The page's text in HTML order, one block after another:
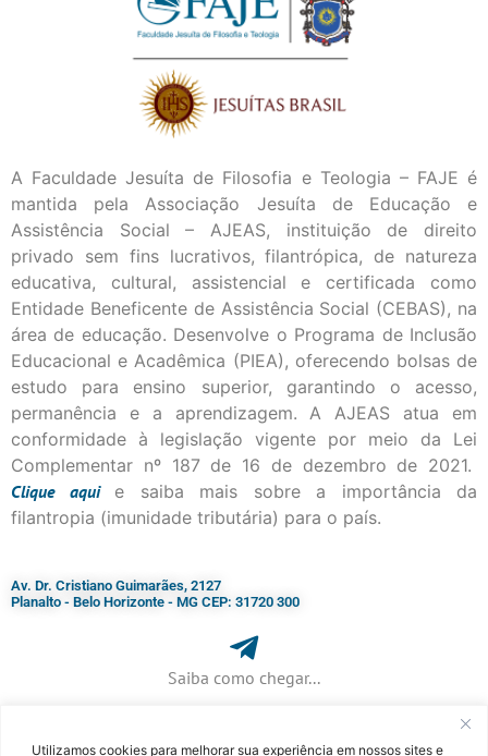
Utilizamos cookies para melhorar sua experiência em nossos sites e
A Faculdade Jesuíta de Filosofia e Teologia – FAJE é
mantida pela Associação Jesuíta de Educação e
Assistência Social – AJEAS, instituição de direito
privado sem fins lucrativos, filantrópica, de natureza
educativa, cultural, assistencial e certificada como
Entidade Beneficente de Assistência Social (CEBAS), na
área de educação. Desenvolve o Programa de Inclusão
Educacional e Acadêmica (PIEA), oferecendo bolsas de
estudo para ensino superior, garantindo o acesso,
permanência e a aprendizagem. A AJEAS atua em
conformidade à legislação vigente por meio da Lei
Complementar nº 187 de 16 de dezembro de 2021.
Cliqueaqui
e saiba mais sobre a importância da
filantropia (imunidade tributária) para o país.
Av. Dr. Cristiano Guimarães, 2127
Planalto - Belo Horizonte - MG CEP: 31720 300
Saiba como chegar...